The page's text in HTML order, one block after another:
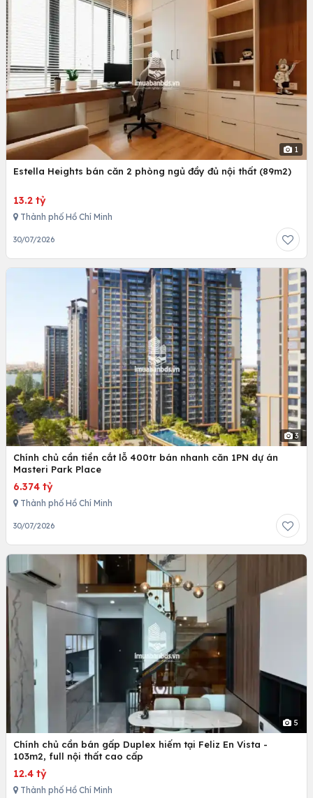
1
Estella Heights bán căn 2 phòng ngủ đầy đủ nội thất (89m2)
13.2 tỷ
Thành phố Hồ Chí Minh
30/07/2026
3
Chính chủ cần tiền cắt lỗ 400tr bán nhanh căn 1PN dự án
Masteri Park Place
6.374 tỷ
Thành phố Hồ Chí Minh
30/07/2026
5
Chính chủ cần bán gấp Duplex hiếm tại Feliz En Vista -
103m2, full nội thất cao cấp
12.4 tỷ
Thành phố Hồ Chí Minh